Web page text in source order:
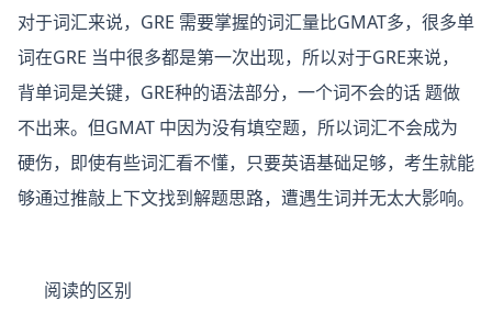
对于词汇来说，GRE 需要掌握的词汇量比GMAT多，很多单
词在GRE 当中很多都是第一次出现，所以对于GRE来说，
背单词是关键，GRE种的语法部分，一个词不会的话 题做
不出来。但GMAT 中因为没有填空题，所以词汇不会成为
硬伤，即使有些词汇看不懂，只要英语基础足够，考生就能
够通过推敲上下文找到解题思路，遭遇生词并无太大影响。
阅读的区别